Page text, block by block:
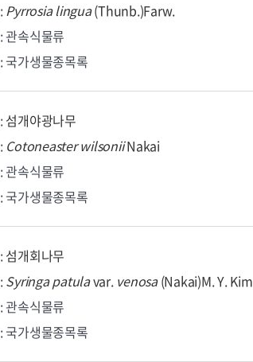
:Pyrrosia lingua(Thunb.)Farw.
: 관속식물류
: 국가생물종목록
:섬개야광나무
: Cotoneaster wilsoniiNakai
: 관속식물류
: 국가생물종목록
:섬개회나무
:Syringapatulavar. venosa(Nakai)M. Y. Kim
: 관속식물류
: 국가생물종목록